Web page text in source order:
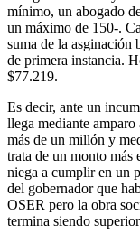
mínimo, un abogado
un máximo de 150-.
suma de la asginación
de primera instancia.
$77.219.
Es decir, ante un
llega mediante
más de un millón y
trata de un monto más
niega a cumplir en un
del gobernador que
OSER pero la obra
termina siendo